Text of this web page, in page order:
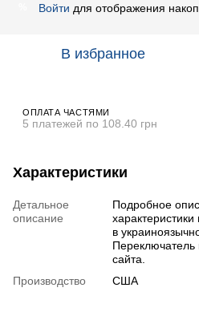
Войти для отображения
В избранное
ОПЛАТА ЧАСТЯМИ
5 платежей по 108.40 грн
Характеристики
Детальное
описание
Подробное
в
сайта.
Производство
США